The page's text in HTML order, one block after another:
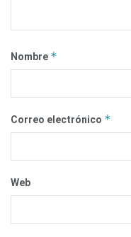
Nombre *
Correo electrónico *
Web